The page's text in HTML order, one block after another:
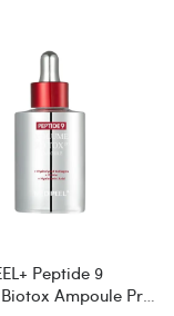
Peptide 9
Ampoule Pro